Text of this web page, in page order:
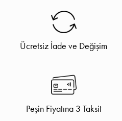
Ücretsiz İade ve Değişim
Peşin Fiyatına 3 Taksit